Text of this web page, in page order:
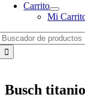
Carrito
Mi
Busch